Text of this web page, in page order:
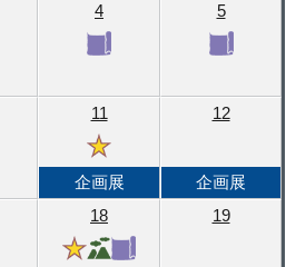
4 5
11
企画展
12
企画展
18 19